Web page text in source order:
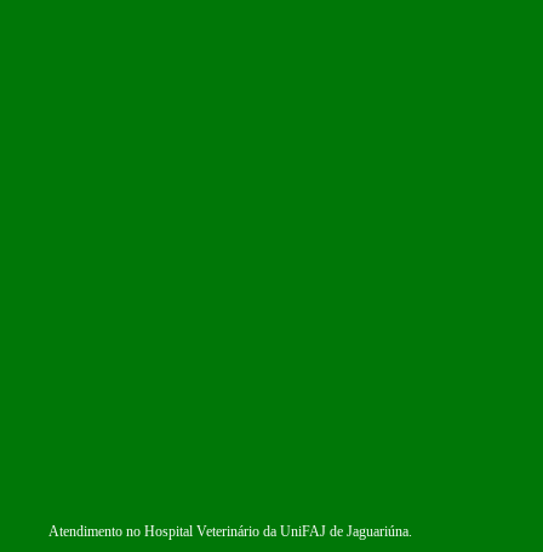
Atendimento no Hospital Veterinário da UniFAJ de Jaguariúna.